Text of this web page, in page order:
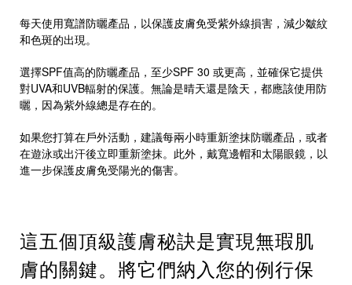
每天使用寬譜防曬產品，以保護皮膚免受紫外線損害，減少皺紋
和色斑的出現。
選擇SPF值高的防曬產品，至少SPF 30 或更高，並確保它提供
對UVA和UVB輻射的保護。無論是晴天還是陰天，都應該使用防
曬，因為紫外線總是存在的。
如果您打算在戶外活動，建議每兩小時重新塗抹防曬產品，或者
在遊泳或出汗後立即重新塗抹。此外，戴寬邊帽和太陽眼鏡，以
進一步保護皮膚免受陽光的傷害。
這五個頂級護膚秘訣是實現無瑕肌
膚的關鍵。將它們納入您的例行保